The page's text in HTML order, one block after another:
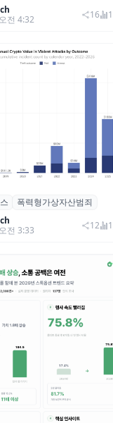
전 4:32
16
스 “가상자산 보유자 대상
…상반기 탈취액 3000만
폭력형가상자산범죄
전 3:33
12